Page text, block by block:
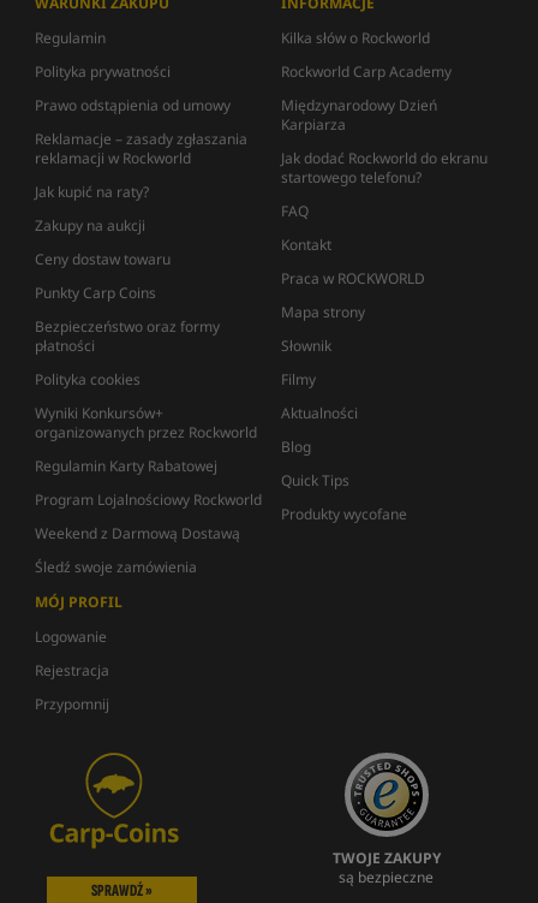
Regulamin
Polityka prywatności
Prawo odstąpienia od umowy
Reklamacje – zasady zgłaszania
reklamacji w Rockworld
Jak kupić na raty?
Zakupy na aukcji
Ceny dostaw towaru
Punkty Carp Coins
Bezpieczeństwo oraz formy
płatności
Polityka cookies
Wyniki Konkursów+
organizowanych przez Rockworld
Regulamin Karty Rabatowej
Program Lojalnościowy Rockworld
Weekend z Darmową Dostawą
Śledź swoje zamówienia
Kilka słów o Rockworld
Rockworld Carp Academy
Międzynarodowy Dzień
Karpiarza
Jak dodać Rockworld do ekranu
startowego telefonu?
FAQ
Kontakt
Praca w ROCKWORLD
Mapa strony
Słownik
Filmy
Aktualności
Blog
Quick Tips
Produkty wycofane
MÓJ PROFIL
Logowanie
Rejestracja
Przypomnij
SPRAWDŹ »
TWOJE ZAKUPY
są bezpieczne